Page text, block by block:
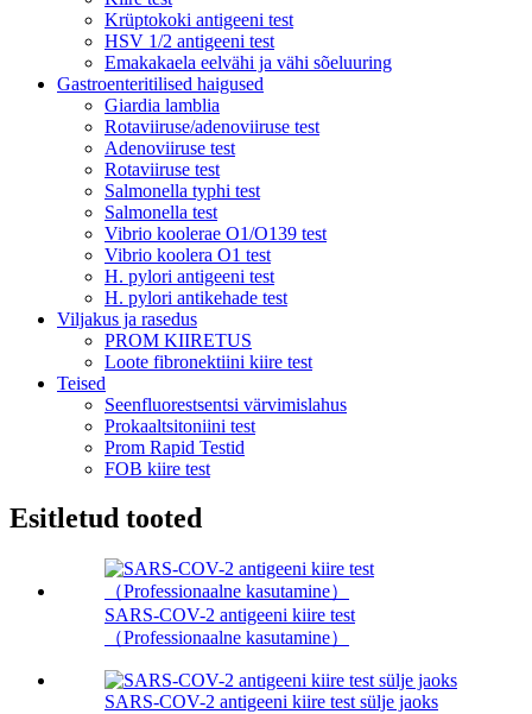
Krüptokoki antigeeni test
HSV 1/2 antigeeni test
Emakakaela eelvähi ja vähi sõeluuring
Gastroenteritilised haigused
Giardia lamblia
Rotaviiruse/adenoviiruse test
Adenoviiruse test
Rotaviiruse test
Salmonella typhi test
Salmonella test
Vibrio koolerae O1/O139 test
Vibrio koolera O1 test
H. pylori antigeeni test
H. pylori antikehade test
Viljakus ja rasedus
PROM KIIRETUS
Loote fibronektiini kiire test
Teised
Seenfluorestsentsi värvimislahus
Prokaaltsitoniini test
Prom Rapid Testid
FOB kiire test
Esitletud tooted
SARS-COV-2 antigeeni kiire test
（Professionaalne kasutamine）
SARS-COV-2 antigeeni kiire test sülje jaoks